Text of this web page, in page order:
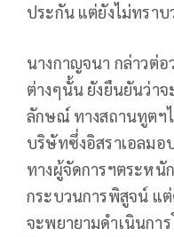
ประกัน แต่ยังไม่ทราบ
นางกาญจนา กล่าวต่อ
ต่างๆนั้น ยังยืนยันว่าจ
ลักษณ์ ทางสถานทูตฯ
บริษัทซึ่งอิสราเอลมอ
ทางผู้จัดการฯตระหนั
กระบวนการพิสูจน์ แ
จะพยายามดำเนินกา